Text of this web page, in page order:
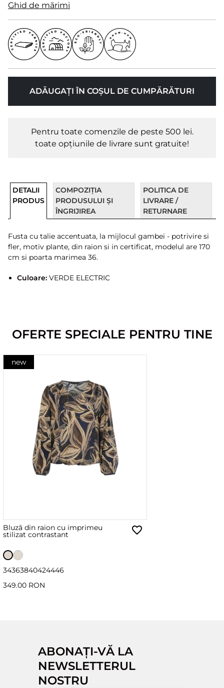
Ghid de mărimi
ADĂUGAȚI ÎN COȘUL DE CUMPĂRĂTURI
Pentru toate comenzile de peste 500 lei.
toate opțiunile de livrare sunt gratuite!
DETALII
PRODUS
COMPOZIȚIA
PRODUSULUI ȘI
ÎNGRIJIREA
POLITICA DE
LIVRARE /
RETURNARE
Fusta cu talie accentuata, la mijlocul gambei - potrivire si
fler, motiv plante, din raion si in certificat, modelul are 170
cm si poarta marimea 36.
Culoare:VERDE ELECTRIC
OFERTE SPECIALE PENTRU TINE
new
Bluză din raion cu imprimeu
stilizat contrastant
34363840424446
349.00 RON
ABONAȚI-VĂ LA
NEWSLETTERUL
NOSTRU